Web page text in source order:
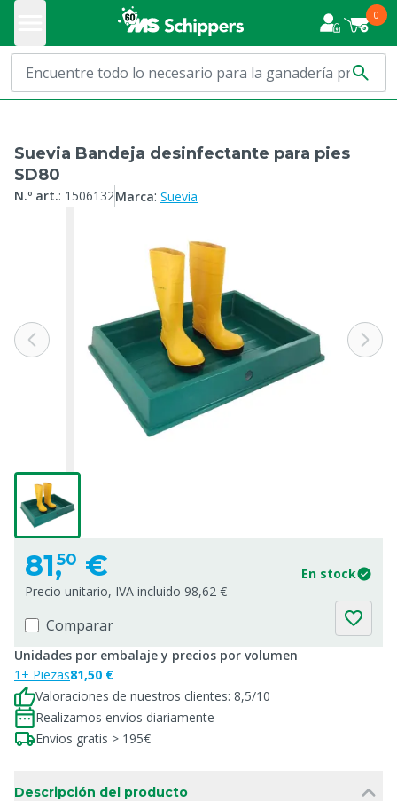
0
Suevia Bandeja desinfectante para pies
SD80
N.º art.: 1506132Marca: Suevia
81,50 €
En stock
Precio unitario, IVA incluido 98,62 €
Comparar
Unidades por embalaje y precios por volumen
1+ Piezas81,50 €
Valoraciones de nuestros clientes: 8,5/10
Realizamos envíos diariamente
Envíos gratis > 195€
Descripción del producto